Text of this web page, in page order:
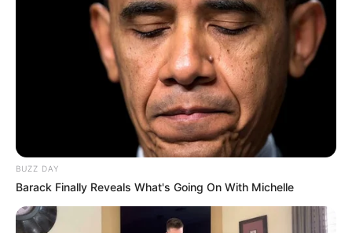
BUZZ DAY
Barack Finally Reveals What's Going On With Michelle